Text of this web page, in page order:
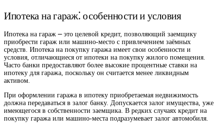
Ипотека на гараж⁚ особенности и условия
Ипотека на гараж ⎼ это целевой кредит, позволяющий заемщику
приобрести гараж или машино-место с привлечением заёмных
средств. Ипотека на покупку гаража имеет свои особенности и
условия, отличающиеся от ипотеки на покупку жилого помещения.
Часто банки предоставляют более высокие процентные ставки на
ипотеку для гаража, поскольку он считается менее ликвидным
активом.
При оформлении гаража в ипотеку приобретаемая недвижимость
должна передаваться в залог банку. Допускается залог имущества, уже
имеющегося в собственности заемщика. В редких случаях кредит на
покупку гаража или машино-места подразумевает залог автомобиля.